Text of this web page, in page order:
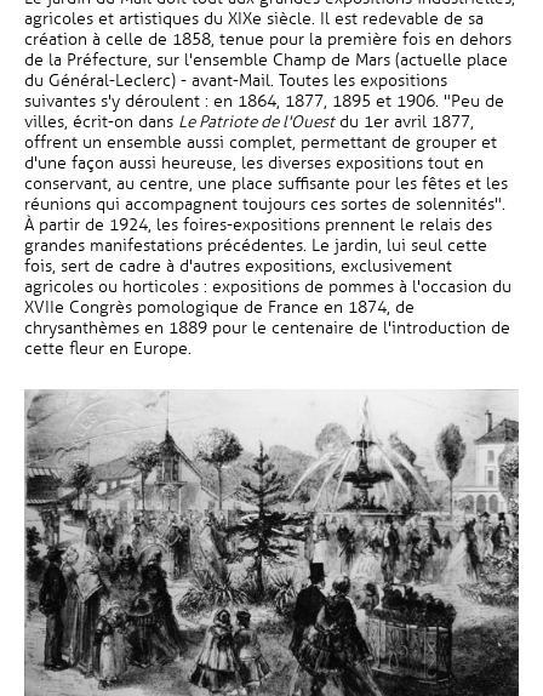
agricoles et artistiques du XIXe siècle. Il est redevable de sa
création à celle de 1858, tenue pour la première fois en dehors
de la Préfecture, sur l'ensemble Champ de Mars (actuelle place
du Général-Leclerc) - avant-Mail. Toutes les expositions
suivantes s'y déroulent : en 1864, 1877, 1895 et 1906. "Peu de
villes, écrit-on dans Le Patriote de l'Ouestdu 1er avril 1877,
offrent un ensemble aussi complet, permettant de grouper et
d'une façon aussi heureuse, les diverses expositions tout en
conservant, au centre, une place suffisante pour les fêtes et les
réunions qui accompagnent toujours ces sortes de solennités".
À partir de 1924, les foires-expositions prennent le relais des
grandes manifestations précédentes. Le jardin, lui seul cette
fois, sert de cadre à d'autres expositions, exclusivement
agricoles ou horticoles : expositions de pommes à l'occasion du
XVIIe Congrès pomologique de France en 1874, de
chrysanthèmes en 1889 pour le centenaire de l'introduction de
cette fleur en Europe.